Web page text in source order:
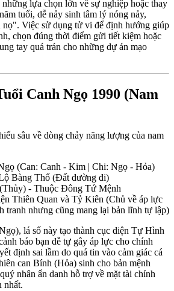
lựa chọn lớn về sự nghiệp hoặc thay
tuổi, dễ nảy sinh tâm lý nóng nảy,
Việc sử dụng tử vi để định hướng giúp
chọn đúng thời điểm gửi tiết kiệm hoặc
tay quá trán cho những dự án mạo
Canh Ngọ 1990 (Nam
sâu về dòng chảy năng lượng của nam
(Can: Canh - Kim | Chi: Ngọ - Hỏa)
Bàng Thổ (Đất đường đi)
- Thuộc Đông Tứ Mệnh
Thiên Quan và Tỷ Kiên (Chủ về áp lực
tranh nhưng cũng mang lại bản lĩnh tự lập)
lá số này tạo thành cục diện Tự Hình
báo bạn dễ tự gây áp lực cho chính
định sai lầm do quá tin vào cảm giác cá
can Bính (Hỏa) sinh cho bản mệnh
nhân ẩn danh hỗ trợ về mặt tài chính
nhất.